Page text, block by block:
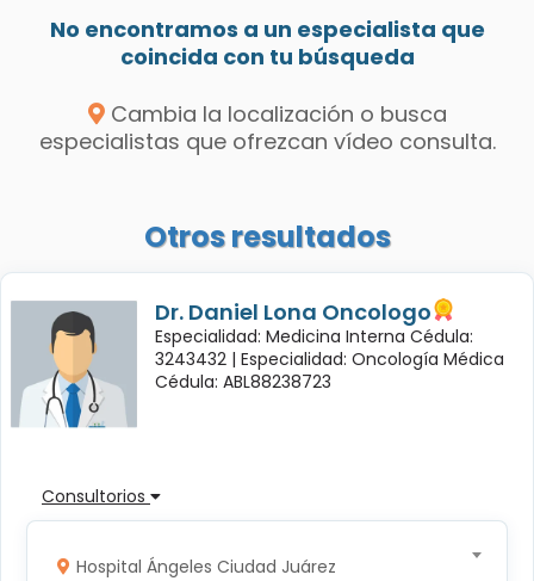
No encontramos a un especialista que
coincida con tu búsqueda
Cambia la localización o busca
especialistas que ofrezcan vídeo consulta.
Otros resultados
Dr. Daniel Lona Oncologo
Especialidad: Medicina Interna Cédula:
3243432 | Especialidad: Oncología Médica
Cédula: ABL88238723
Consultorios
Hospital Ángeles Ciudad Juárez